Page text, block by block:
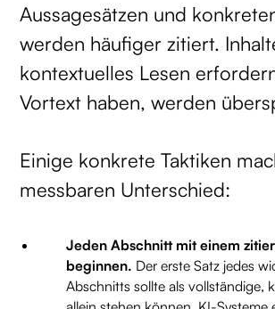
Aussagesätzen und
werden häufiger zitiert.
kontextuelles Lesen
Vortext haben, werden
Einige konkrete Taktiken
messbaren Unterschied:
Jeden Abschnitt mit einem
beginnen. Der erste Satz jedes
Abschnitts sollte als vollständige,